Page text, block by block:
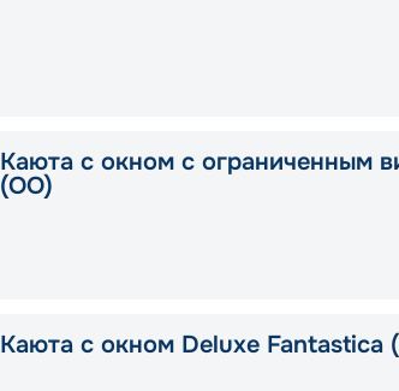
Каюта с окном с ограниченным
(OO)
Каюта с окном Deluxe Fantastica